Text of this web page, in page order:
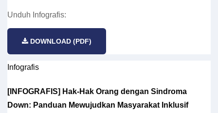
Unduh Infografis:
DOWNLOAD (PDF)
Infografis
[INFOGRAFIS] Hak-Hak Orang dengan Sindroma
Down: Panduan Mewujudkan Masyarakat Inklusif